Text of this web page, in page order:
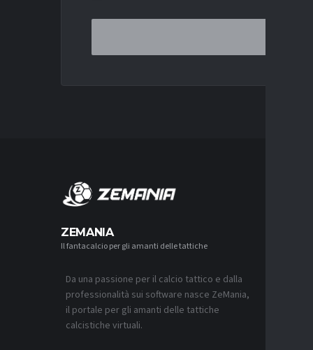
ZEMANIA
Il fantacalcio per gli amanti delle tattiche
Da una passione per il calcio tattico e dalla
professionalità sui software nasce ZeMania,
il portale per gli amanti delle tattiche
calcistiche virtuali.